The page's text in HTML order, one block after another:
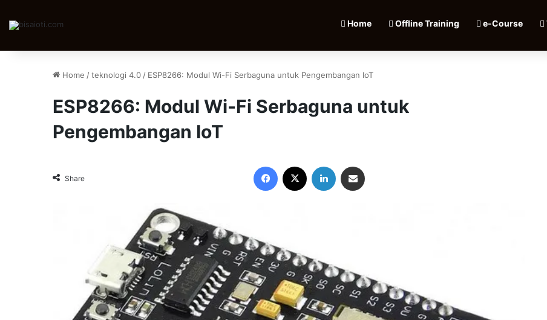
Home Offline Training e-Course
Home /teknologi 4.0 / ESP8266: Modul Wi-Fi Serbaguna untuk Pengembangan IoT
ESP8266: Modul Wi-Fi Serbaguna untuk
Pengembangan IoT
Share
Facebook LinkedIn